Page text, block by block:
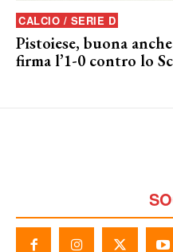
CALCIO / SERIE D
Pistoiese, buona
firma l’1-0 contro lo